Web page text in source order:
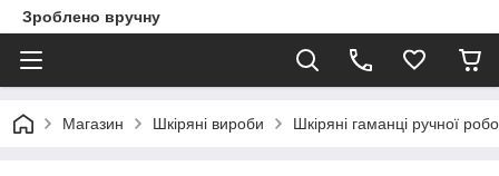
Зроблено вручну
Магазин Шкіряні вироби Шкіряні гаманці ручної